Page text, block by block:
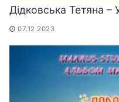
Дідковська Тетяна –
07.12.2023